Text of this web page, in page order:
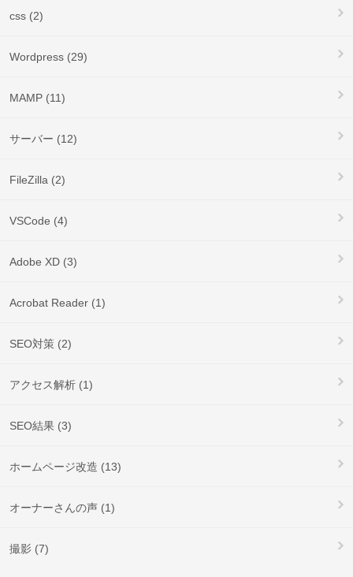
css (2)
Wordpress (29)
MAMP (11)
サーバー (12)
FileZilla (2)
VSCode (4)
Adobe XD (3)
Acrobat Reader (1)
SEO対策 (2)
アクセス解析 (1)
SEO結果 (3)
ホームページ改造 (13)
オーナーさんの声 (1)
撮影 (7)